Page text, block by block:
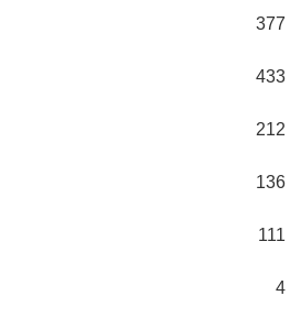
377
433
212
136
111
4